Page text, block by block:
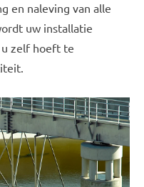
en naleving van alle
uw installatie
zelf hoeft te